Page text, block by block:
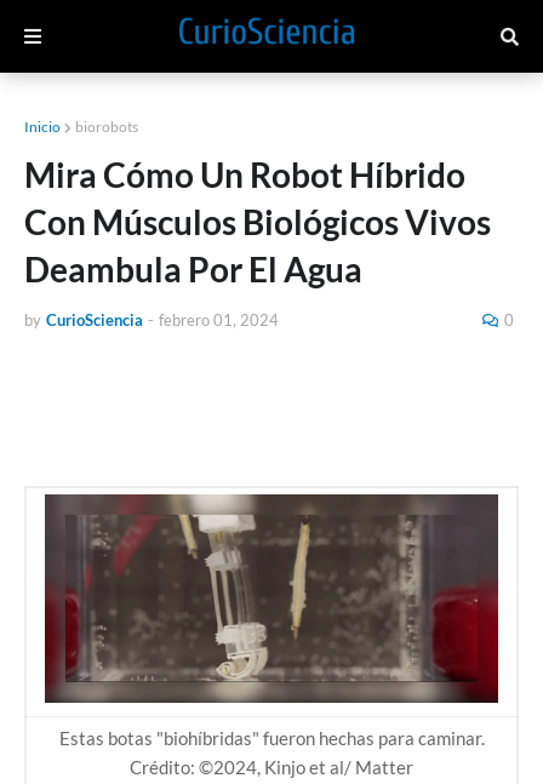
Inicio biorobots
Mira Cómo Un Robot Híbrido
Con Músculos Biológicos Vivos
Deambula Por El Agua
by CurioSciencia - febrero 01, 2024 0
Estas botas "biohíbridas" fueron hechas para caminar.
Crédito: ©2024, Kinjo et al/ Matter